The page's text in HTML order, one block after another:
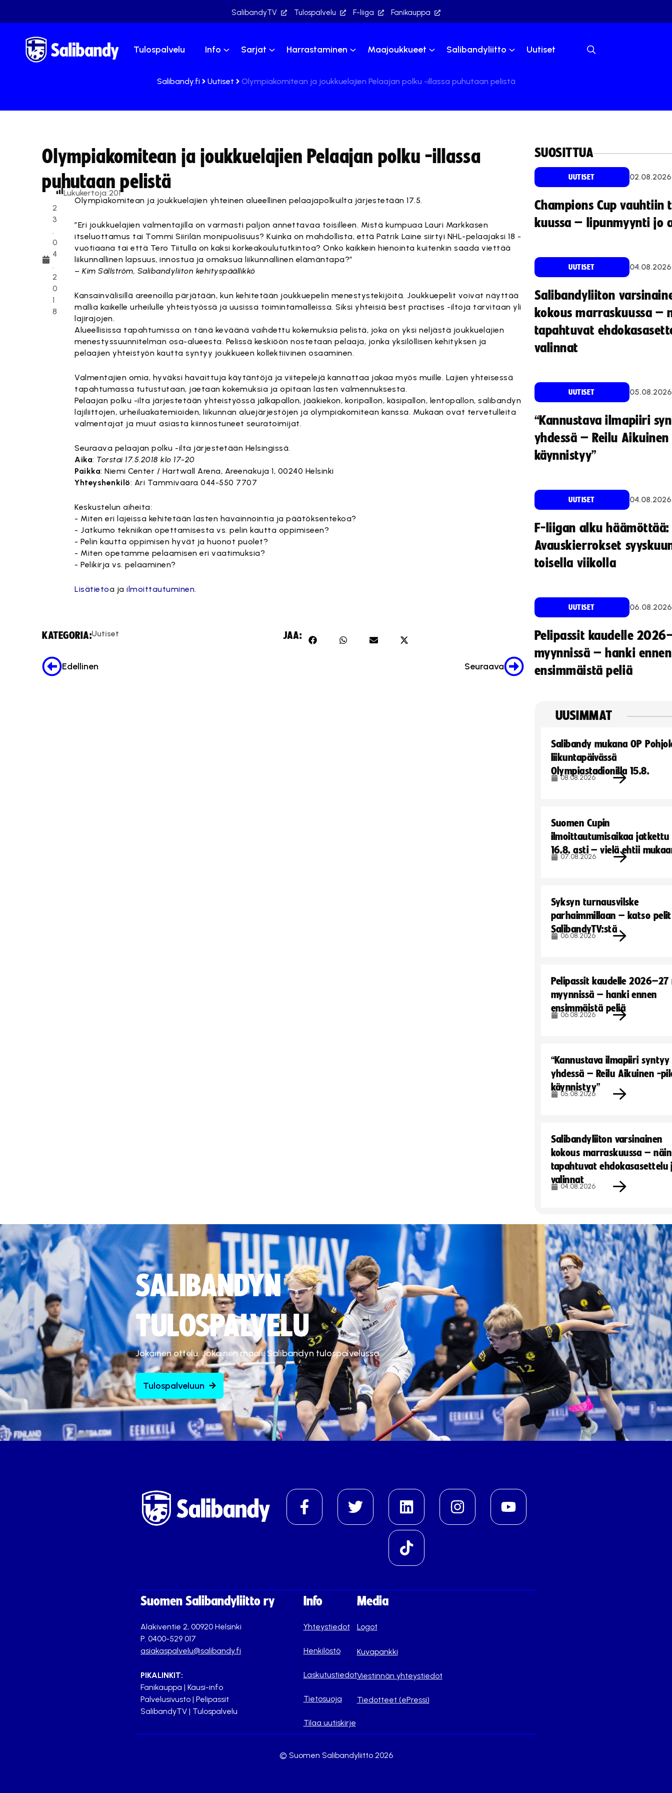
SalibandyTV Tulospalvelu F-liiga Fanikauppa
Tulospalvelu Info Sarjat Harrastaminen Maajoukkueet Salibandyliitto Uutiset
Salibandy.fi Uutiset Olympiakomitean ja joukkuelajien Pelaajan polku -illassa puhutaan pelistä
Olympiakomitean ja joukkuelajien Pelaajan polku -illassa
puhutaan pelistä
2
3
.
0
4
.
2
0
1
8
Lukukertoja:201
Olympiakomitean ja joukkuelajien yhteinen alueellinen pelaajapolkuilta järjestetään 17.5.
”Eri joukkuelajien valmentajilla on varmasti paljon annettavaa toisilleen. Mistä kumpuaa Lauri Markkasen
itseluottamus tai Tommi Siirilän monipuolisuus? Kuinka on mahdollista, että Patrik Laine siirtyi NHL-pelaajaksi 18 -
vuotiaana tai että Tero Tiitulla on kaksi korkeakoulututkintoa? Onko kaikkein hienointa kuitenkin saada viettää
liikunnallinen lapsuus, innostua ja omaksua liikunnallinen elämäntapa?”
–Kim Sällström, Salibandyliiton kehityspäällikkö
Kansainvälisillä areenoilla pärjätään, kun kehitetään joukkuepelin menestystekijöitä. Joukkuepelit voivat näyttää
mallia kaikelle urheilulle yhteistyössä ja uusissa toimintamalleissa. Siksi yhteisiä best practises -iltoja tarvitaan yli
lajirajojen.
Alueellisissa tapahtumissa on tänä keväänä vaihdettu kokemuksia pelistä, joka on yksi neljästä joukkuelajien
menestyssuunnitelman osa-alueesta. Pelissä keskiöön nostetaan pelaaja, jonka yksilöllisen kehityksen ja
pelaajien yhteistyön kautta syntyy joukkueen kollektiivinen osaaminen.
Valmentajien omia, hyväksi havaittuja käytäntöjä ja viitepelejä kannattaa jakaa myös muille. Lajien yhteisessä
tapahtumassa tutustutaan, jaetaan kokemuksia ja opitaan lasten valmennuksesta.
Pelaajan polku -ilta järjestetään yhteistyössä jalkapallon, jääkiekon, koripallon, käsipallon, lentopallon, salibandyn
lajiliittojen, urheiluakatemioiden, liikunnan aluejärjestöjen ja olympiakomitean kanssa. Mukaan ovat tervetulleita
valmentajat ja muut asiasta kiinnostuneet seuratoimijat.
Seuraava pelaajan polku -ilta järjestetään Helsingissä.
Aika: Torstai 17.5.2018 klo 17-20
Paikka: Niemi Center / Hartwall Arena, Areenakuja 1, 00240 Helsinki
Yhteyshenkilö: Ari Tammivaara 044-550 7707
Keskustelun aiheita:
- Miten eri lajeissa kehitetään lasten havainnointia ja päätöksentekoa?
- Jatkumo tekniikan opettamisesta vs. pelin kautta oppimiseen?
- Pelin kautta oppimisen hyvät ja huonot puolet?
- Miten opetamme pelaamisen eri vaatimuksia?
- Pelikirja vs. pelaaminen?
Lisätietoa jailmoittautuminen.
KATEGORIA:Uutiset JAA:
Edellinen Seuraava
SUOSITTUA
UUTISET 02.08.2026
Champions Cup vauhtiin
kuussa – lipunmyynti jo
UUTISET 04.08.2026
Salibandyliiton
kokous marraskuussa –
tapahtuvat
valinnat
UUTISET 05.08.2026
“Kannustava ilmapiiri
yhdessä – Reilu
käynnistyy”
UUTISET 04.08.2026
F-liigan alku häämöttää:
Avauskierrokset
toisella viikolla
UUTISET 06.08.2026
Pelipassit kaudelle
myynnissä – hanki ennen
ensimmäistä peliä
UUSIMMAT
Salibandy mukana OP
liikuntapäivässä
Olympiastadionilla 15.8.
08.08.2026
Suomen Cupin
ilmoittautumisaikaa jatkettu
16.8. asti – vielä ehtii
07.08.2026
Syksyn turnausvilske
parhaimmillaan – katso pelit
SalibandyTV:stä
06.08.2026
Pelipassit kaudelle
myynnissä – hanki ennen
ensimmäistä peliä
06.08.2026
“Kannustava ilmapiiri syntyy
yhdessä – Reilu Aikuinen -
käynnistyy”
05.08.2026
Salibandyliiton varsinainen
kokous marraskuussa – näin
tapahtuvat ehdokasasettelu
valinnat
04.08.2026
SALIBANDYN
TULOSPALVELU
Jokainen ottelu. Jokainen maali. Salibandyn tulospalvelussa.
Tulospalveluun
Suomen Salibandyliitto ry
Alakiventie 2, 00920 Helsinki
P. 0400-529 017
asiakaspalvelu@salibandy.fi
PIKALINKIT:
Fanikauppa | Kausi-info
Palvelusivusto | Pelipassit
SalibandyTV | Tulospalvelu
Info
Yhteystiedot
Henkilöstö
Laskutustiedot
Tietosuoja
Tilaa uutiskirje
Media
Logot
Kuvapankki
Viestinnän yhteystiedot
Tiedotteet (ePressi)
© Suomen Salibandyliitto 2026